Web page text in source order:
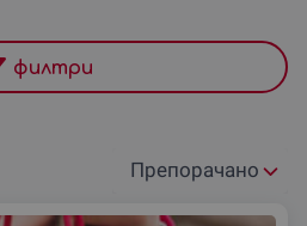
филтри
Подреди
според: